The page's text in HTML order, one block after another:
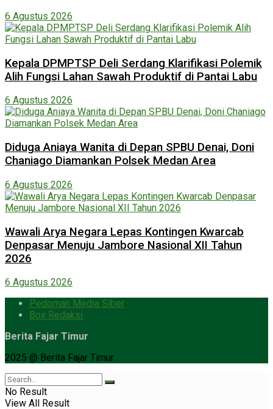
6 Agustus 2026
Kepala DPMPTSP Deli Serdang Klarifikasi Polemik
Alih Fungsi Lahan Sawah Produktif di Pantai Labu
6 Agustus 2026
Diduga Aniaya Wanita di Depan SPBU Denai, Doni
Chaniago Diamankan Polsek Medan Area
6 Agustus 2026
Wawali Arya Negara Lepas Kontingen Kwarcab
Denpasar Menuju Jambore Nasional XII Tahun
2026
6 Agustus 2026
Pedoman Media Siber
Box Redaksi
Berita Fajar Timur
2025 @ Berita Fajar Timur
No Result
View All Result